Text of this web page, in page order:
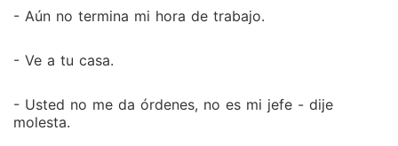
- Aún no termina mi hora de trabajo.
- Ve a tu casa.
- Usted no me da órdenes, no es mi jefe - dije
molesta.